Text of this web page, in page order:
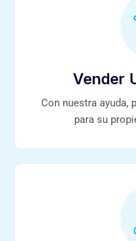
Vender
Con nuestra ayuda,
para su